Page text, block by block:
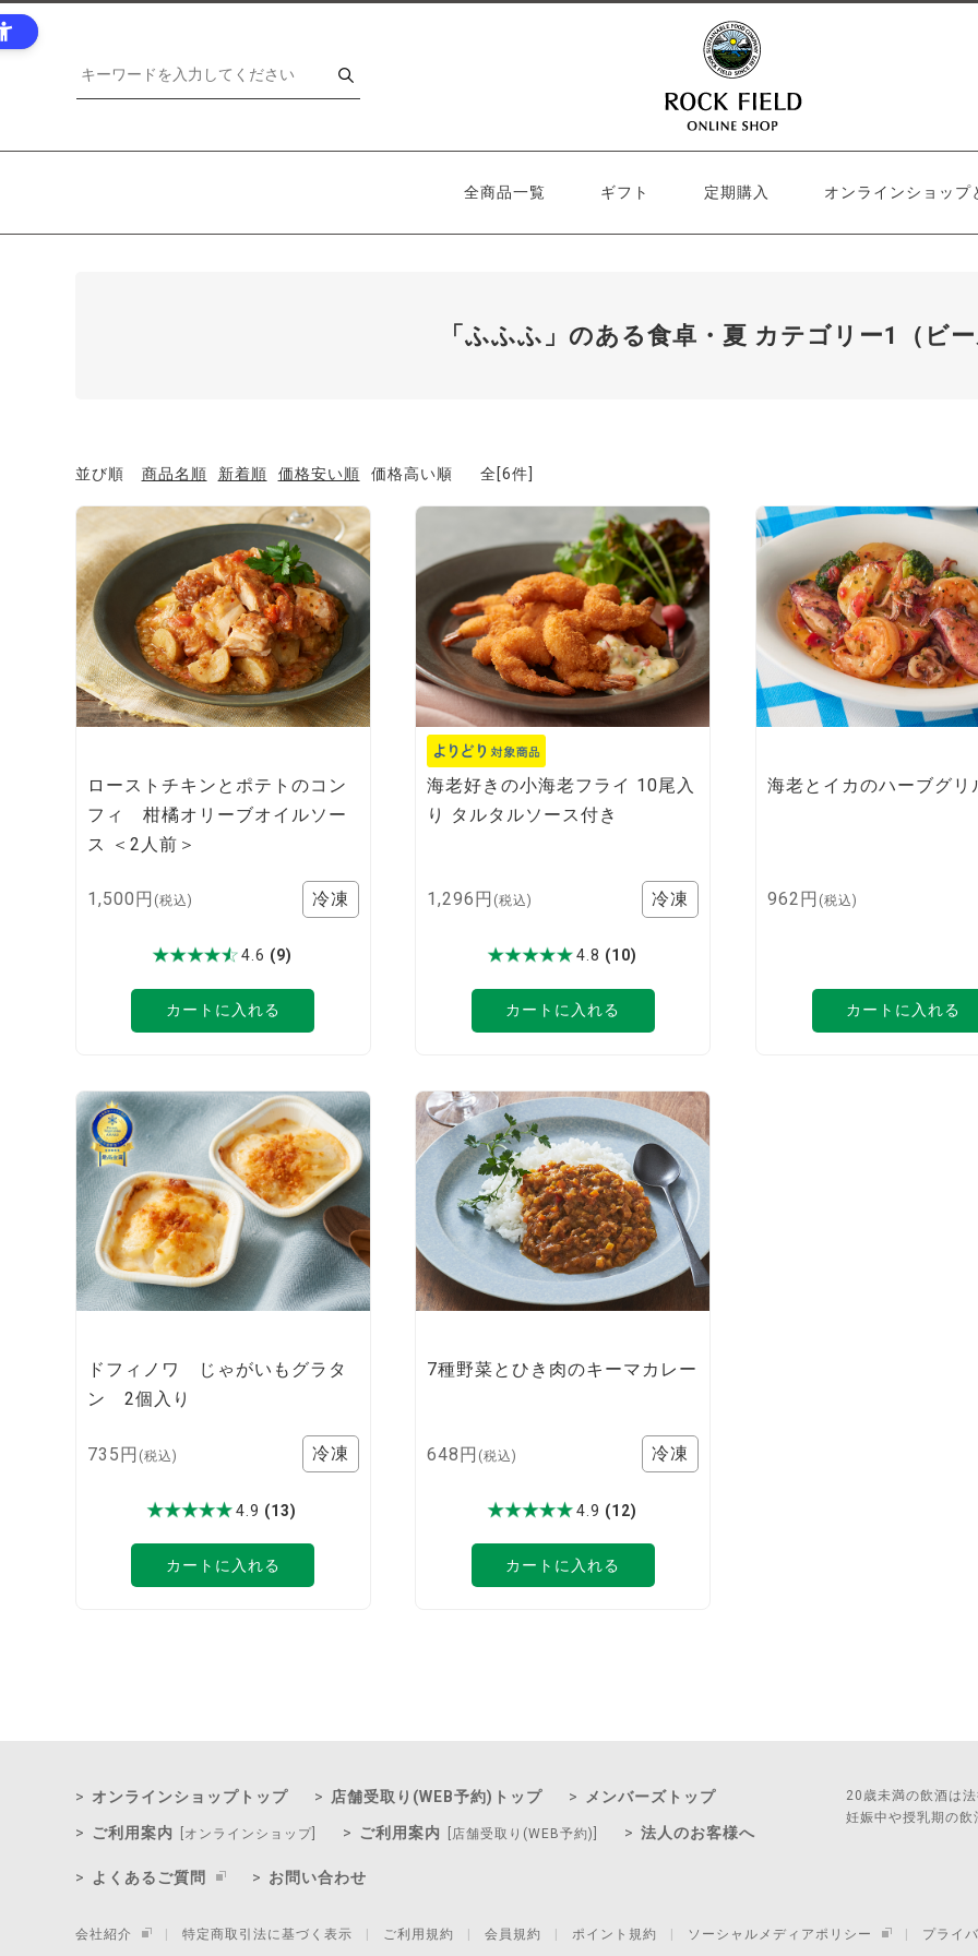
全商品一覧 ギフト 定期購入 オンラインショップ
「ふふふ」のある食卓・夏 カテゴリー1（ビー
並び順 商品名順 新着順 価格安い順 価格高い順 全[6件]
ローストチキンとポテトのコン
フィ 柑橘オリーブオイルソー
ス ＜2人前＞
1,500円 (税込)
4.6 (9)
カートに入れる
海老好きの小海老フライ 10尾入
り タルタルソース付き
1,296円 (税込)
4.8 (10)
カートに入れる
海老とイカのハーブグリ
962円 (税込)
カートに入れる
ドフィノワ じゃがいもグラタ
ン 2個入り
735円 (税込)
4.9 (13)
カートに入れる
7種野菜とひき肉のキーマカレー
648円 (税込)
4.9 (12)
カートに入れる
20歳未満の飲酒は
妊娠中や授乳期の飲
オンラインショップトップ 店舗受取り(WEB予約)トップ メンバーズトップ
ご利用案内 [オンラインショップ] ご利用案内 [店舗受取り(WEB予約)] 法人のお客様へ
よくあるご質問 お問い合わせ
会社紹介 特定商取引法に基づく表示 ご利用規約 会員規約 ポイント規約 ソーシャルメディアポリシー プライ